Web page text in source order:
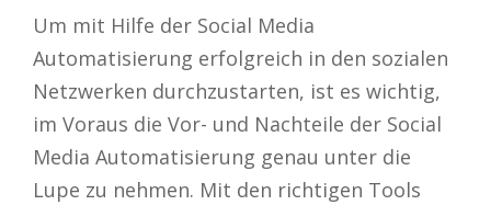
Um mit Hilfe der Social Media
Automatisierung erfolgreich in den sozialen
Netzwerken durchzustarten, ist es wichtig,
im Voraus die Vor- und Nachteile der Social
Media Automatisierung genau unter die
Lupe zu nehmen. Mit den richtigen Tools